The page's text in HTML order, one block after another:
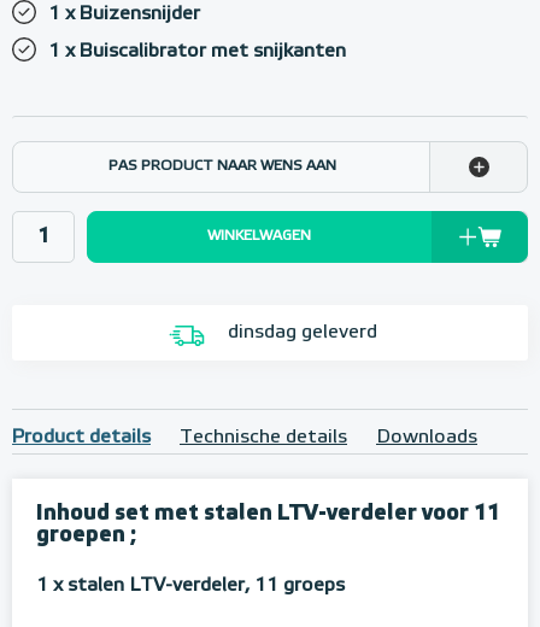
1 x Buizensnijder
1 x Buiscalibrator met snijkanten
PAS PRODUCT NAAR WENS AAN
WINKELWAGEN
dinsdag geleverd
Product details Technische details Downloads
Inhoud set met stalen LTV-verdeler voor 11
groepen ;
1 x stalen LTV-verdeler, 11 groeps